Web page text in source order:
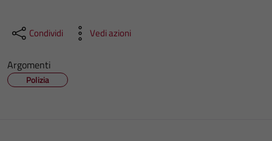
Condividi Vedi azioni
Argomenti
Polizia